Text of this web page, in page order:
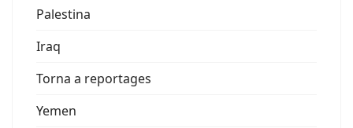
Palestina
Iraq
Torna a reportages
Yemen